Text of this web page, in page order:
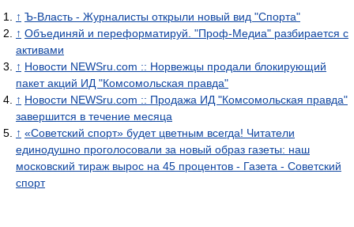
↑ Ъ-Власть - Журналисты открыли новый вид "Спорта"
↑ Объединяй и переформатируй. "Проф-Медиа" разбирается с
активами
↑ Новости NEWSru.com :: Норвежцы продали блокирующий
пакет акций ИД "Комсомольская правда"
↑ Новости NEWSru.com :: Продажа ИД "Комсомольская правда"
завершится в течение месяца
↑ «Советский спорт» будет цветным всегда! Читатели
единодушно проголосовали за новый образ газеты: наш
московский тираж вырос на 45 процентов - Газета - Советский
спорт